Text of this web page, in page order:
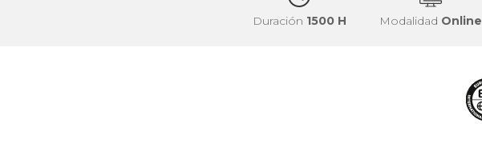
Duración 1500 H Modalidad Online